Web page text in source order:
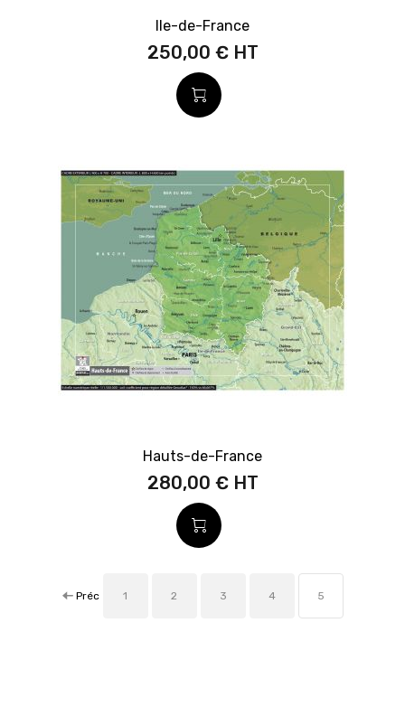
Ile-de-France
250,00 €
Hauts-de-France
280,00 €
Préc 1 2 3 4 5